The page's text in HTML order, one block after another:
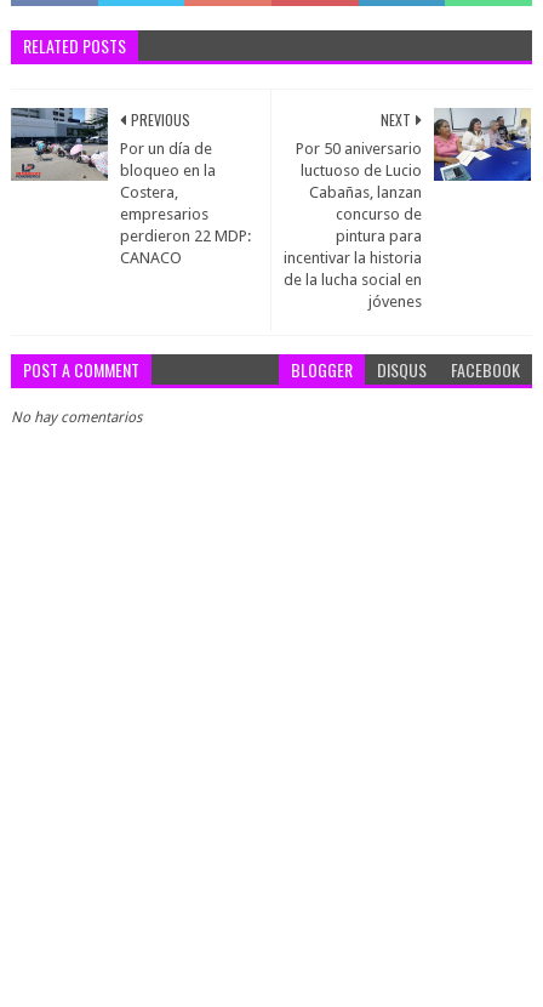
RELATED POSTS
NEXT
Por 50 aniversario
luctuoso de Lucio
Cabañas, lanzan
concurso de
pintura para
incentivar la historia
de la lucha social en
jóvenes
PREVIOUS
Por un día de
bloqueo en la
Costera,
empresarios
perdieron 22 MDP:
CANACO
POST A COMMENT BLOGGER DISQUS FACEBOOK
No hay comentarios